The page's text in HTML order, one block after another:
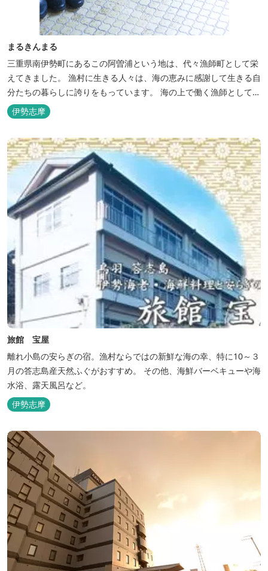
まるきんまる
三重県南伊勢町にあるこの阿曽浦という地は、代々漁師町として栄
えてきました。 漁村に生きる人々は、海の恵みに感謝して生きる自
分たちの暮らしに誇りをもっています。 海の上で働く漁師として、
自然とのかかわりを次世代につなぐ役割を果たすためにゲストハウ
スを始めました。 当ゲストハウスは一棟貸しです。 二階建ての一
軒家とウッドデッキ、 屋外リビングでゆったり過ごしていただけま
す。
伊勢志摩
旅館 宝屋
離れ小島の安らぎの宿。漁村ならではの新鮮な海の幸、特に10～３
月の答志島産天然ふぐがおすすめ。 その他、海鮮バーベキューや海
水浴、露天風呂など。
伊勢志摩